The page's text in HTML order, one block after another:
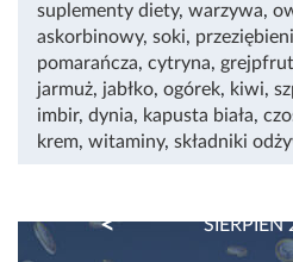
suplementy diety, warzywa,
askorbinowy, soki,
pomarańcza, cytryna, grejpfrut
jarmuż, jabłko, ogórek, kiwi,
imbir, dynia, kapusta biała,
krem, witaminy, składniki
SIERPIEŃ
PREVIOUS